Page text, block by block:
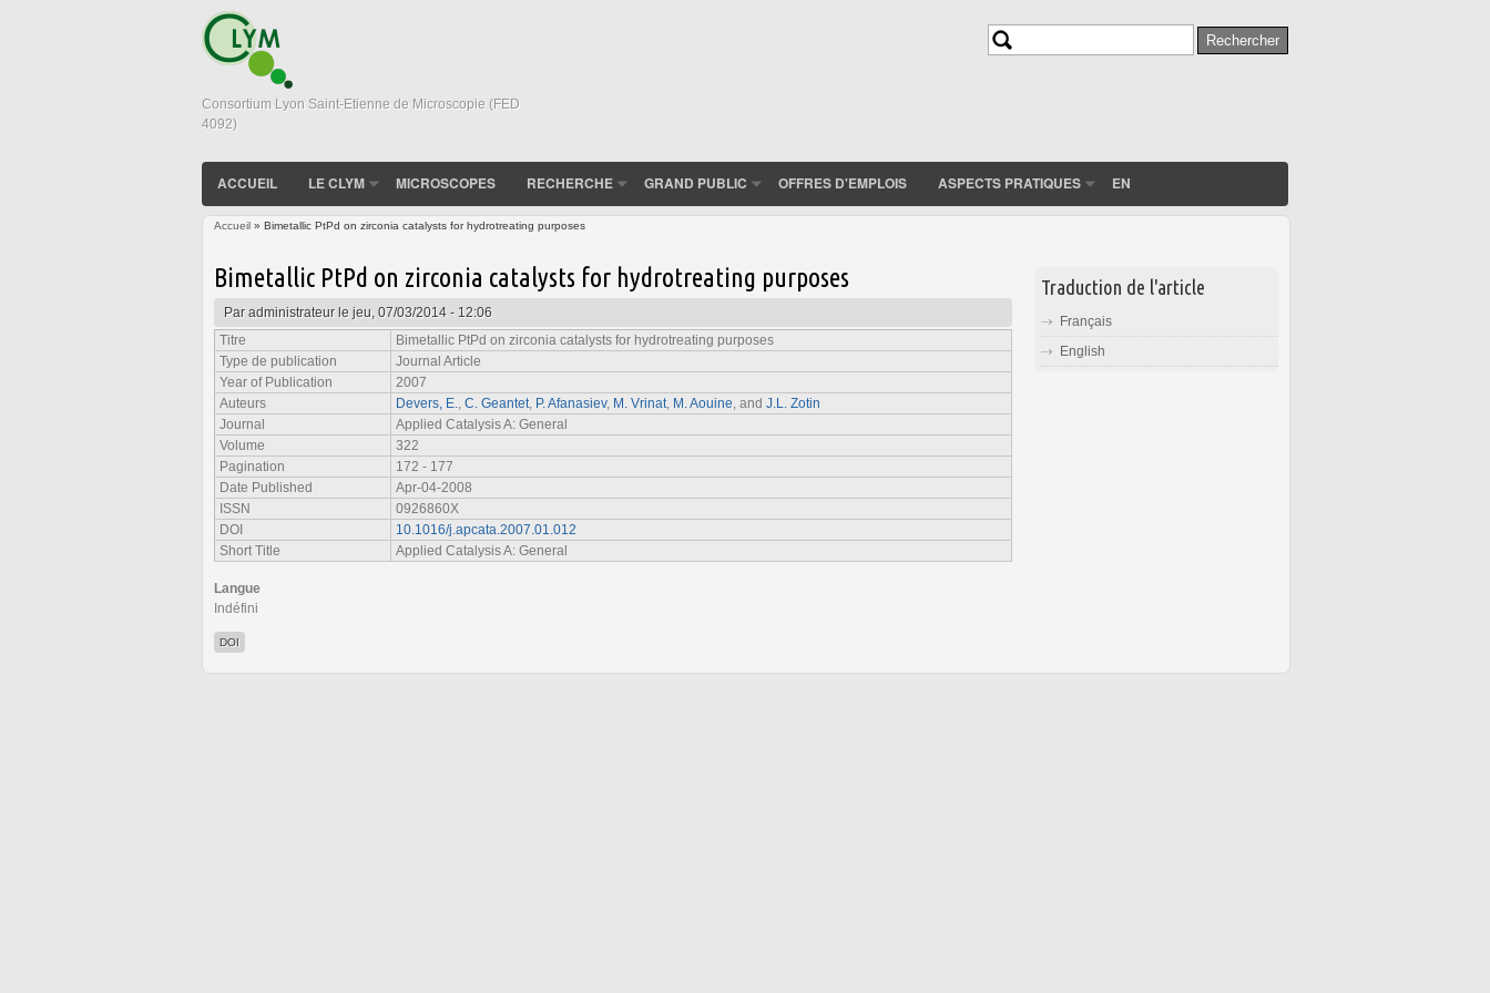
Consortium Lyon Saint-Etienne de Microscopie (FED
4092)
Rechercher
ACCUEIL LE CLYM MICROSCOPES RECHERCHE GRAND PUBLIC OFFRES D'EMPLOIS ASPECTS PRATIQUES EN
Accueil » Bimetallic PtPd on zirconia catalysts for hydrotreating purposes
Bimetallic PtPd on zirconia catalysts for hydrotreating purposes
Paradministrateurle jeu, 07/03/2014 - 12:06
Titre
Bimetallic PtPd on zirconia catalysts for hydrotreating purposes
Type de publication
Journal Article
Year of Publication
2007
Auteurs
Devers, E. C. Geantet P. Afanasiev, M. Vrinat M. Aouine , and J.L. Zotin
Journal
Applied Catalysis A: General
Volume
322
Pagination
172 - 177
Date Published
Apr-04-2008
ISSN
0926860X
DOI
10.1016/j.apcata.2007.01.012
Short Title
Applied Catalysis A: General
Langue
Indéfini
DOI
Traduction de l'article
Français
English